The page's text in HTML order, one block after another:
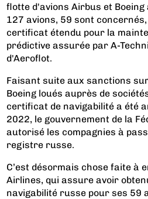
flotte d'avions Airbus et
127 avions, 59 sont
certificat étendu pour la
prédictive assurée par A-
d'Aeroflot.
Faisant suite aux sanctions
Boeing loués auprès de
certificat de navigabilité a été
2022, le gouvernement de la
autorisé les compagnies à
registre russe.
C’est désormais chose faite à
Airlines, qui assure avoir
navigabilité russe pour ses 59